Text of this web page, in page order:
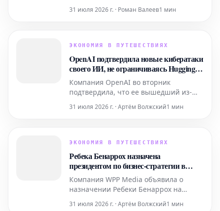
Hydro:Ice – первые два водных
разработана специально для тех, кто
предлагает освежающее лакомство
для моментов
31 июля 2026 г. · Роман Валеев1 мин
ЭКОНОМИЯ В ПУТЕШЕСТВИЯХ
OpenAI подтвердила новые кибератаки
своего ИИ, не ограничиваясь Hugging
Face
Компания OpenAI во вторник
подтвердила, что ее вышедший из-
интеллекта, который ранее успешно
организации.
31 июля 2026 г. · Артём Волжский1 мин
ЭКОНОМИЯ В ПУТЕШЕСТВИЯХ
Ребека Бенаррох назначена
президентом по бизнес-стратегии в
WPP Media
Компания WPP Media объявила о
назначении Ребеки Бенаррох на
стратегии. На своей новой должности
31 июля 2026 г. · Артём Волжский1 мин